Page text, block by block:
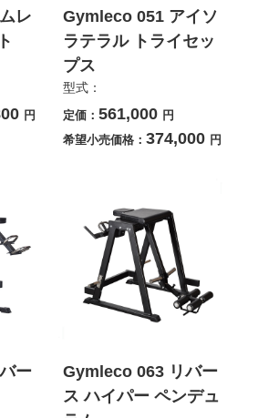
レ
円
Gymleco 051 アイソ
ラテラル トライセッ
プス
型式：
定価： 561,000 円
希望小売価格： 374,000 円
ー
Gymleco 063 リバー
ス ハイパー ペンデュ